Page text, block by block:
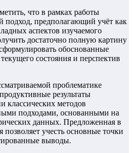
что в рамках работы
подход, предполагающий учёт как
аспектов изучаемого
достаточно полную картину
обоснованные
состояния и перспектив
проблематике
результаты
классических методов
подходами, основанными на
данных. Предложенная в
позволяет учесть основные точки
выводы.